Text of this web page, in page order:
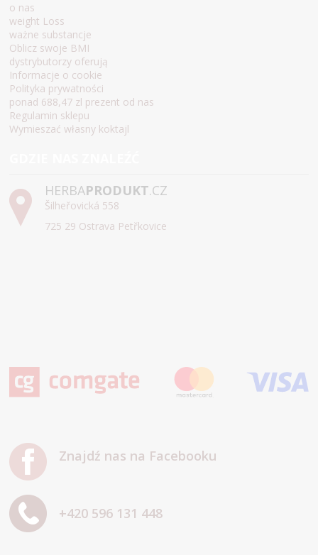
o nas
weight Loss
ważne substancje
Oblicz swoje BMI
dystrybutorzy oferują
Informacje o cookie
Polityka prywatności
ponad 688,47 zl prezent od nas
Regulamin sklepu
Wymieszać własny koktajl
HERBAPRODUKT.CZ
Šilheřovická 558
725 29 Ostrava Petřkovice
Znajdź nas na Facebooku
+420 596 131 448